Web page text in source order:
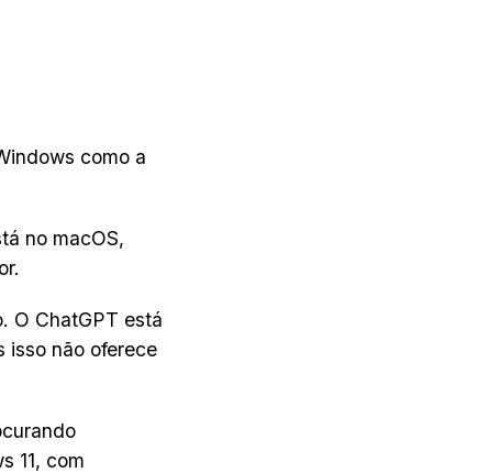
como a
no macOS,
O ChatGPT está
isso não oferece
11, com